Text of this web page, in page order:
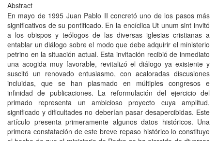
Abstract
En mayo de 1995 Juan Pablo II concretó uno de los pasos más
significativos de su pontificado. En la encíclica Ut unum sint invitó
a los obispos y teólogos de las diversas iglesias cristianas a
entablar un diálogo sobre el modo que debe adquirir el ministerio
petrino en la situación actual. Esta invitación recibió de inmediato
una acogida muy favorable, revitalizó el diálogo ya existente y
suscitó un renovado entusiasmo, con acaloradas discusiones
incluidas, que se han plasmado en múltiples congresos e
infinidad de publicaciones. La reformulación del ejercicio del
primado representa un ambicioso proyecto cuya amplitud,
significado y dificultades no deberían pasar desapercibidas. Este
artículo presenta primeramente algunos datos históricos. Una
primera constatación de este breve repaso histórico lo constituye